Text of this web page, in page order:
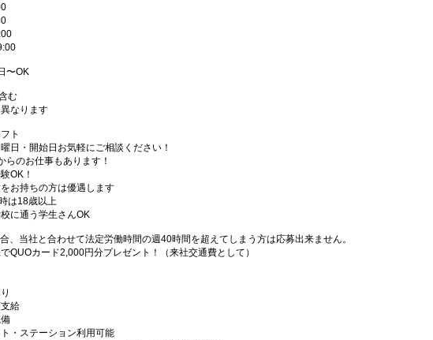
〜OK
む
なります
ト
日・開始日お気軽にご相談ください！
のお仕事もあります！
OK！
お持ちの方は優遇します
は18歳以上
に通う学生さんOK
、当社と合わせて法定労働時間の週40時間を超えてしまう方は応募出来ません。
QUOカード2,000円分プレゼント！（来社交通費として）
給
・ステーション利用可能